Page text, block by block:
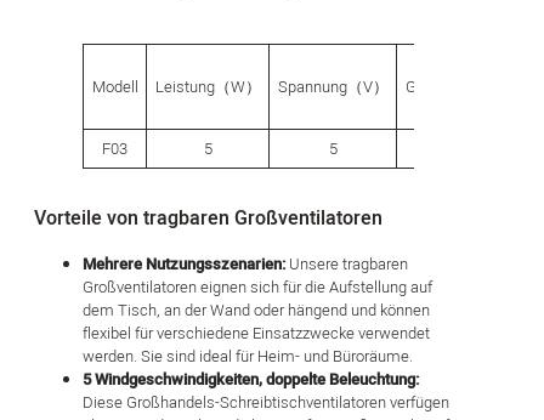
Modell Leistung（W） Spannung（V） Geschwindigkeit
F03 5 5
Vorteile von tragbaren Großventilatoren
Mehrere Nutzungsszenarien:Unsere tragbaren
Großventilatoren eignen sich für die Aufstellung auf
dem Tisch, an der Wand oder hängend und können
flexibel für verschiedene Einsatzzwecke verwendet
werden. Sie sind ideal für Heim- und Büroräume.
5 Windgeschwindigkeiten, doppelte Beleuchtung:
Diese Großhandels-Schreibtischventilatoren verfügen